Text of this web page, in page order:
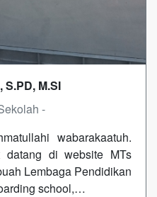
S.PD, M.SI
-
wabarakaatuh.
datang di website MTs
Lembaga Pendidikan
school,…